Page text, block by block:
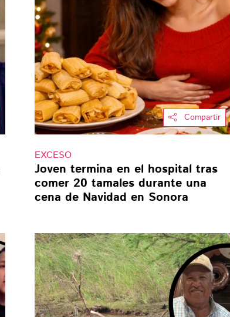
Compartir
EXCESO
Joven termina en el hospital tras
comer 20 tamales durante una
cena de Navidad en Sonora